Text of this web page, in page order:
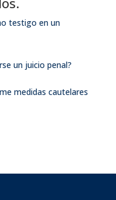
testigo en un
un juicio penal?
medidas cautelares